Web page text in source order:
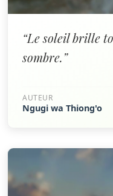
“Le soleil brille
sombre.”
AUTEUR
Ngugi wa Thiong'o